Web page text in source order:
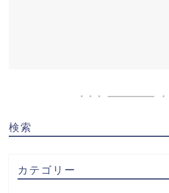
検索
カテゴリー